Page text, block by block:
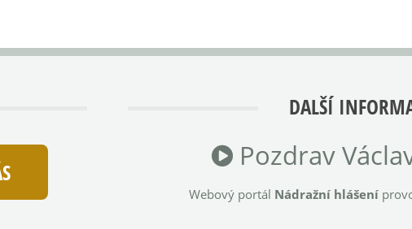
DALŠÍ
Pozdrav
Webový portál Nádražní hlášení